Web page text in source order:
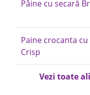
Pâine cu secară
Paine crocanta
Crisp
Vezi toate